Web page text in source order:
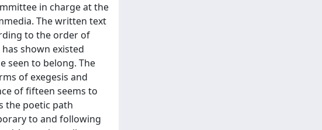
in charge at the
The written text
to the order of
shown existed
seen to belong. The
of exegesis and
of fifteen seems to
the poetic path
to and following